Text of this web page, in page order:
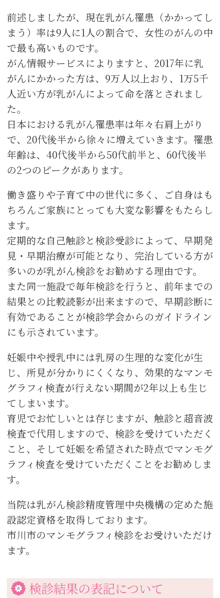
前述しましたが、現在乳がん罹患（かかってし
まう）率は9人に1人の割合で、女性のがんの中
で最も高いものです。
がん情報サービスによりますと、2017年に乳
がんにかかった方は、9万人以上おり、1万5千
人近い方が乳がんによって命を落とされまし
た。
日本における乳がん罹患率は年々右肩上がり
で、20代後半から徐々に増えていきます。罹患
年齢は、40代後半から50代前半と、60代後半
の2つのピークがあります。
働き盛りや子育て中の世代に多く、ご自身はも
ちろんご家族にとっても大変な影響をもたらし
ます。
定期的な自己触診と検診受診によって、早期発
見・早期治療が可能となり、完治している方が
多いのが乳がん検診をお勧めする理由です。
また同一施設で毎年検診を行うと、前年までの
結果との比較読影が出来ますので、早期診断に
有効であることが検診学会からのガイドライン
にも示されています。
妊娠中や授乳中には乳房の生理的な変化が生
じ、所見が分かりにくくなり、効果的なマンモ
グラフィ検査が行えない期間が2年以上も生じ
てしまいます。
育児でお忙しいとは存じますが、触診と超音波
検査で代用しますので、検診を受けていただく
こと、そして妊娠を希望された時点でマンモグ
ラフィ検査を受けていただくことをお勧めしま
す。
当院は乳がん検診精度管理中央機構の定めた施
設認定資格を取得しております。
市川市のマンモグラフィ検診をお受けいただけ
ます。
検診結果の表記について